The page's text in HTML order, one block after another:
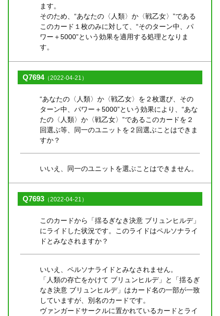
ます。
そのため、“あなたの〈人類〉か〈戦乙女〉”である
このカード１枚のみに対して、“そのターン中、パ
ワー＋5000”という効果を適用する処理となりま
す。
Q7694（2022-04-21）
“あなたの〈人類〉か〈戦乙女〉を２枚選び、その
ターン中、パワー＋5000”という効果により、“あな
たの〈人類〉か〈戦乙女〉”であるこのカードを２
回選ぶ等、同一のユニットを２回選ぶことはできま
すか？
いいえ、同一のユニットを選ぶことはできません。
Q7693 （2022-04-21）
このカードから「揺るぎなき決意 ブリュンヒルデ」
にライドした状況です。このライドはペルソナライ
ドとみなされますか？
いいえ、ペルソナライドとみなされません。
「人類の存亡をかけて ブリュンヒルデ」と「揺るぎ
なき決意 ブリュンヒルデ」はカード名の一部が一致
していますが、別名のカードです。
ヴァンガードサークルに置かれているカードとライ